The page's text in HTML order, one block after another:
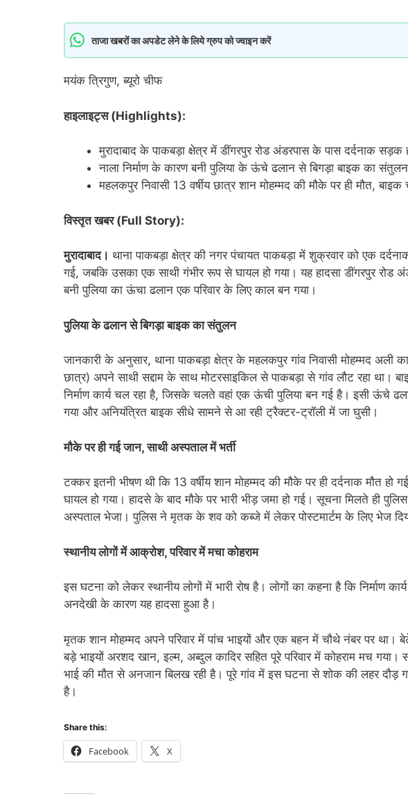
ताजा खबरों का अपडेट लेने के लिये ग्रुप को ज्वाइन करें
मयंक त्रिगुण, ब्यूरो चीफ
हाइलाइट्स (Highlights):
मुरादाबाद के पाकबड़ा क्षेत्र में डींगरपुर रोड अंडरपास के पास दर्दनाक सड़क
नाला निर्माण के कारण बनी पुलिया के ऊंचे ढलान से बिगड़ा बाइक का
महलकपुर निवासी 13 वर्षीय छात्र शान मोहम्मद की मौके पर ही मौत,
विस्तृत खबर (Full Story):
मुरादाबाद। थाना पाकबड़ा क्षेत्र की नगर पंचायत पाकबड़ा में शुक्रवार को एक
गई, जबकि उसका एक साथी गंभीर रूप से घायल हो गया। यह हादसा डींगरपुर रोड
बनी पुलिया का ऊंचा ढलान एक परिवार के लिए काल बन गया।
पुलिया के ढलान से बिगड़ा बाइक का संतुलन
जानकारी के अनुसार, थाना पाकबड़ा क्षेत्र के महलकपुर गांव निवासी मोहम्मद अली
छात्र) अपने साथी सद्दाम के साथ मोटरसाइकिल से पाकबड़ा से गांव लौट रहा था।
निर्माण कार्य चल रहा है, जिसके चलते वहां एक ऊंची पुलिया बन गई है। इसी ऊंचे
गया और अनियंत्रित बाइक सीधे सामने से आ रही ट्रैक्टर-ट्रॉली में जा घुसी।
मौके पर ही गई जान, साथी अस्पताल में भर्ती
टक्कर इतनी भीषण थी कि 13 वर्षीय शान मोहम्मद की मौके पर ही दर्दनाक मौत हो
घायल हो गया। हादसे के बाद मौके पर भारी भीड़ जमा हो गई। सूचना मिलते ही
अस्पताल भेजा। पुलिस ने मृतक के शव को कब्जे में लेकर पोस्टमार्टम के लिए भेज
स्थानीय लोगों में आक्रोश, परिवार में मचा कोहराम
इस घटना को लेकर स्थानीय लोगों में भारी रोष है। लोगों का कहना है कि निर्माण
अनदेखी के कारण यह हादसा हुआ है।
मृतक शान मोहम्मद अपने परिवार में पांच भाइयों और एक बहन में चौथे नंबर पर
बड़े भाइयों अरशद खान, इल्म, अब्दुल कादिर सहित पूरे परिवार में कोहराम मच
भाई की मौत से अनजान बिलख रही है। पूरे गांव में इस घटना से शोक की लहर दौड़
है।
Share this:
Facebook X